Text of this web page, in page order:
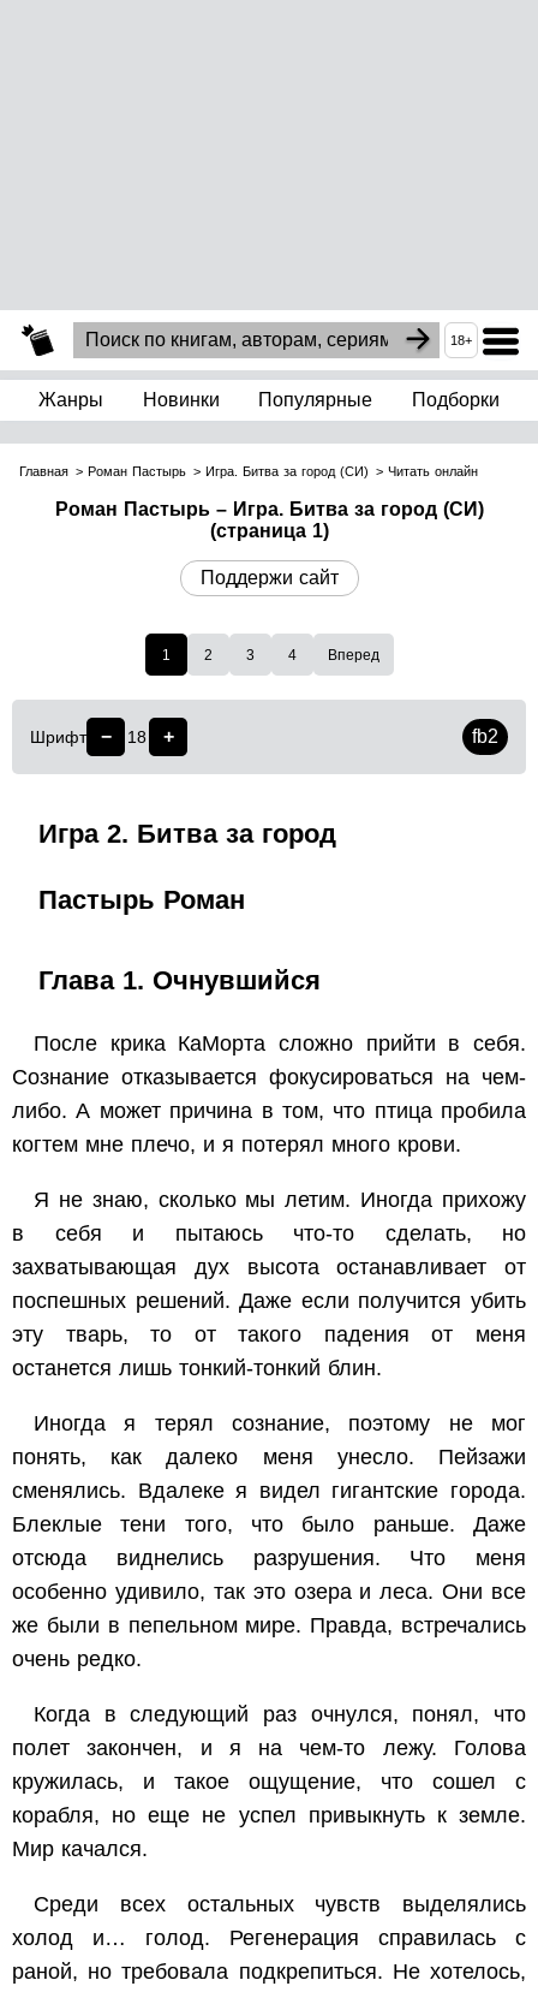
18+
Жанры Новинки Популярные Подборки
Главная Роман Пастырь Игра. Битва за город (СИ) Читать онлайн
Роман Пастырь – Игра. Битва за город (СИ)
(страница 1)
Поддержи сайт
1 2 3 4 Вперед
Шрифт − 18 + fb2
Игра 2. Битва за город
Пастырь Роман
Глава 1. Очнувшийся
После крика КаМорта сложно прийти в себя.
Сознание отказывается фокусироваться на чем-
либо. А может причина в том, что птица пробила
когтем мне плечо, и я потерял много крови.
Я не знаю, сколько мы летим. Иногда прихожу
в себя и пытаюсь что-то сделать, но
захватывающая дух высота останавливает от
поспешных решений. Даже если получится убить
эту тварь, то от такого падения от меня
останется лишь тонкий-тонкий блин.
Иногда я терял сознание, поэтому не мог
понять, как далеко меня унесло. Пейзажи
сменялись. Вдалеке я видел гигантские города.
Блеклые тени того, что было раньше. Даже
отсюда виднелись разрушения. Что меня
особенно удивило, так это озера и леса. Они все
же были в пепельном мире. Правда, встречались
очень редко.
Когда в следующий раз очнулся, понял, что
полет закончен, и я на чем-то лежу. Голова
кружилась, и такое ощущение, что сошел с
корабля, но еще не успел привыкнуть к земле.
Мир качался.
Среди всех остальных чувств выделялись
холод и… голод. Регенерация справилась с
раной, но требовала подкрепиться. Не хотелось,